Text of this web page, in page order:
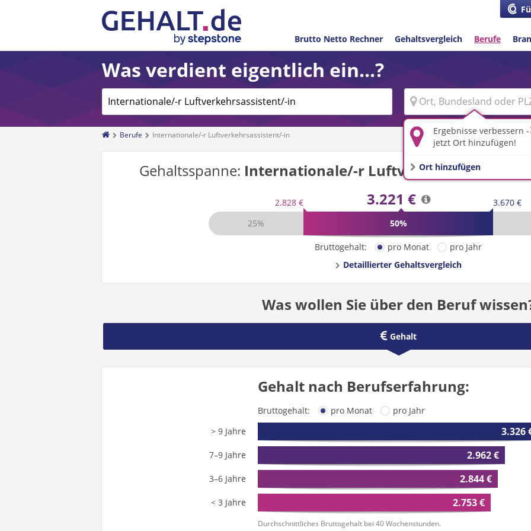
Brutto Netto Rechner Gehaltsvergleich Berufe
Was verdient eigentlich ein...?
Ergebnisse verbessern -
jetzt Ort hinzufügen!
Ort hinzufügen
Berufe Internationale/-r Luftverkehrsassistent/-in
Gehaltsspanne: Internationale/-r
2.828 € 3.221 €
3.670 €
25%
50%
Bruttogehalt: pro Monat
pro Jahr
Detaillierter Gehaltsvergleich
Was wollen Sie über den Beruf
Gehalt
Gehalt nach Berufserfahrung:
Bruttogehalt: pro Monat
pro Jahr
> 9 Jahre
3.326
7–9 Jahre 2.962 €
3–6 Jahre 2.844 €
< 3 Jahre 2.753 €
Durchschnittliches Bruttogehalt bei 40 Wochenstunden.